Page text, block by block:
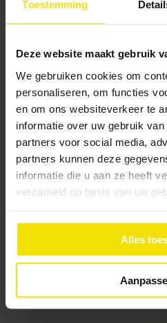
Toestemming
Deze website maakt gebruik
We gebruiken cookies om
personaliseren, om functies
en om ons websiteverkeer te
informatie over uw gebruik
partners voor social media,
partners kunnen deze
informatie die u aan ze heeft
verzameld op basis van uw
Alles
uitvoering van de
Per woning is er €2.000,-
eerder heeft ontvangen
voorgaande
de gemeente, kunt u
subsidieaanvraag doen.
Waarom
Pluimers
Duidelijke offerte vooraf
Correcte uitvoering
Ondersteuning bij de
Specialist in